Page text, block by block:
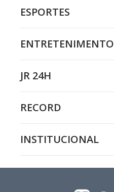
ESPORTES
ENTRETENIMENTO
JR 24H
RECORD
INSTITUCIONAL